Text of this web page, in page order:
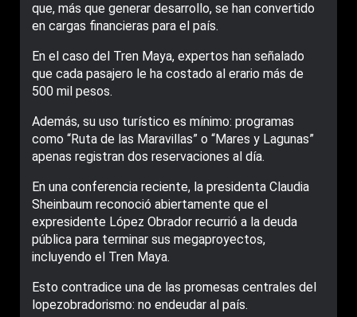
que, más que generar desarrollo, se han convertido
en cargas financieras para el país.
En el caso del Tren Maya, expertos han señalado
que cada pasajero le ha costado al erario más de
500 mil pesos.
Además, su uso turístico es mínimo: programas
como “Ruta de las Maravillas” o “Mares y Lagunas”
apenas registran dos reservaciones al día.
En una conferencia reciente, la presidenta Claudia
Sheinbaum reconoció abiertamente que el
expresidente López Obrador recurrió a la deuda
pública para terminar sus megaproyectos,
incluyendo el Tren Maya.
Esto contradice una de las promesas centrales del
lopezobradorismo: no endeudar al país.